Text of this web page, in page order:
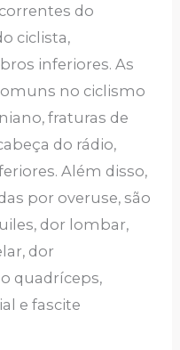
do
ciclista,
inferiores. As
no ciclismo
fraturas de
do rádio,
Além disso,
por overuse, são
dor lombar,
dor
quadríceps,
e fascite